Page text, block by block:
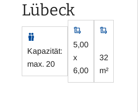
Lübeck
Kapazität:
max. 20
5,00
x
6,00
32
m²